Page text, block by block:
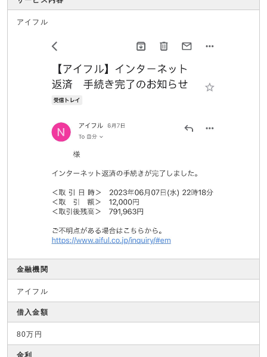
アイフル
金融機関
アイフル
借入金額
80万円
金利